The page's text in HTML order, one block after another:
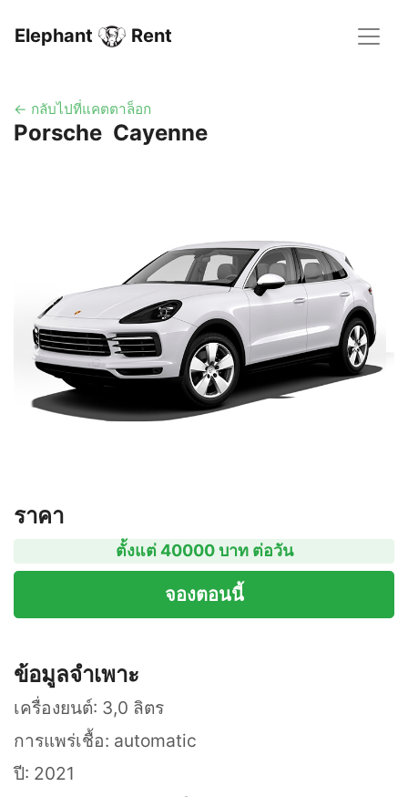
Elephant Rent
← กลับไปที่แคตตาล็อก
Porsche Cayenne
ราคา
ตั้งแต่ 40000 บาท ต่อวัน
จองตอนนี้
ข้อมูลจำเพาะ
เครื่องยนต์: 3,0 ลิตร
การแพร่เชื้อ: automatic
ปี: 2021